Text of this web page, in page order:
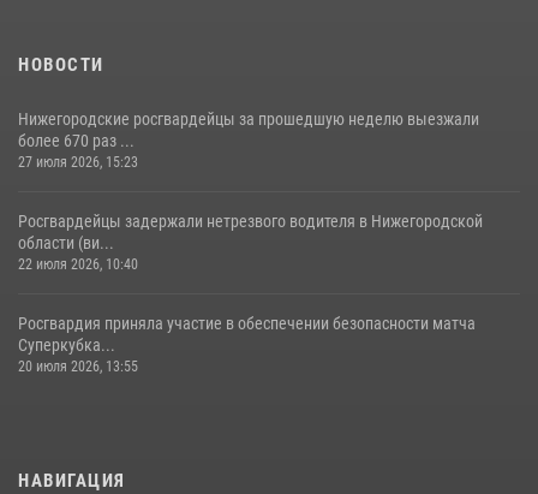
НОВОСТИ
Нижегородские росгвардейцы за прошедшую неделю выезжали
более 670 раз ...
27 июля 2026, 15:23
Росгвардейцы задержали нетрезвого водителя в Нижегородской
области (ви...
22 июля 2026, 10:40
Росгвардия приняла участие в обеспечении безопасности матча
Суперкубка...
20 июля 2026, 13:55
НАВИГАЦИЯ